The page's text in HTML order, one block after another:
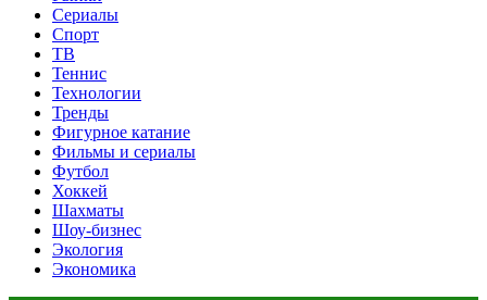
Сериалы
Спорт
ТВ
Теннис
Технологии
Тренды
Фигурное катание
Фильмы и сериалы
Футбол
Хоккей
Шахматы
Шоу-бизнес
Экология
Экономика